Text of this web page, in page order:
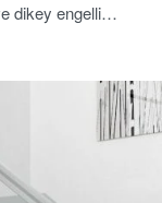
dikey engelli…